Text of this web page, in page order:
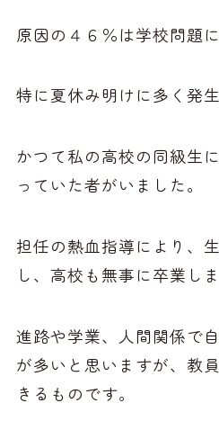
原因の４６％は学校問題
特に夏休み明けに多く発
かつて私の高校の同級生
っていた者がいました。
担任の熱血指導により、
し、高校も無事に卒業しま
進路や学業、人間関係で
が多いと思いますが、教
きるものです。